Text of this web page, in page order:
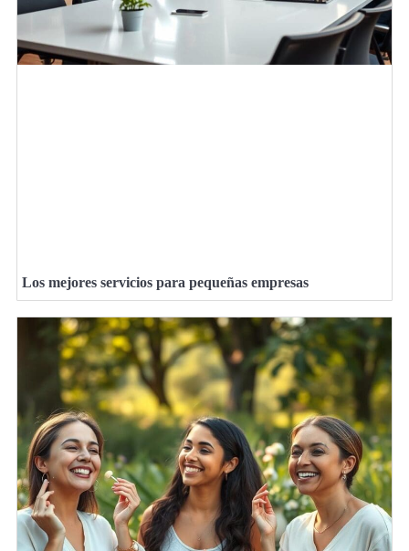
Los mejores servicios para pequeñas empresas